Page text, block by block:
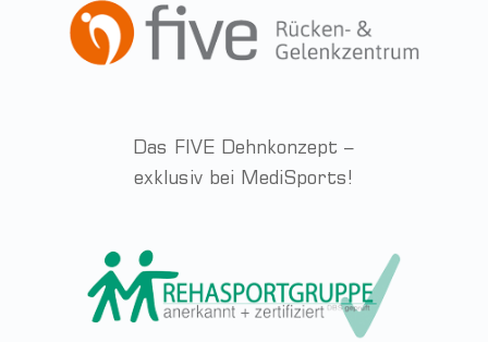
Das FIVE Dehnkonzept –
exklusiv bei MediSports!